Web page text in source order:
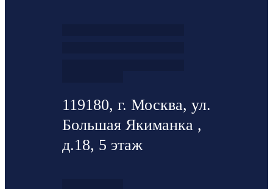
119180, г. Москва, ул.
Большая Якиманка ,
д.18, 5 этаж